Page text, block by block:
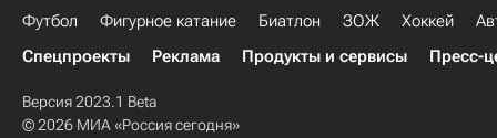
Футбол Фигурное катание Биатлон ЗОЖ Хоккей
Спецпроекты
Реклама Продукты и сервисы Пресс-
Версия 2023.1 Beta
© 2026 МИА «Россия сегодня»